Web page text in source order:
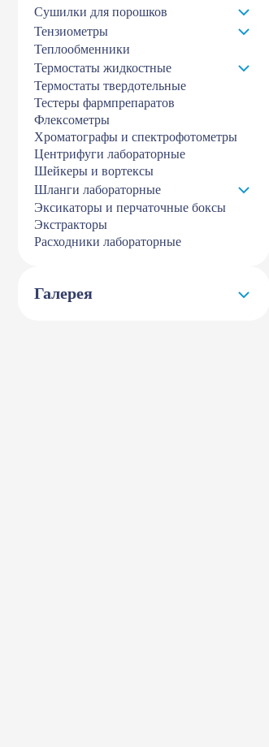
Сушилки для порошков
Тензиометры
Теплообменники
Термостаты жидкостные
Термостаты твердотельные
Тестеры фармпрепаратов
Флексометры
Хроматографы и спектрофотометры
Центрифуги лабораторные
Шейкеры и вортексы
Шланги лабораторные
Эксикаторы и перчаточные боксы
Экстракторы
Расходники лабораторные
Галерея